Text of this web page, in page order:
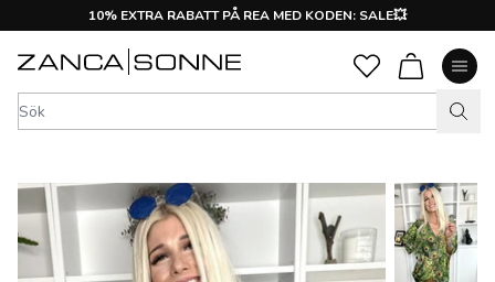
10% EXTRA RABATT PÅ REA MED KODEN: SALE💥